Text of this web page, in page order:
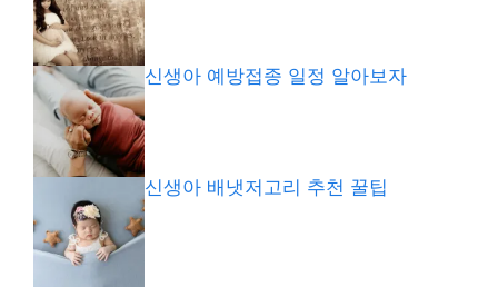
신생아 예방접종 일정 알아보자
신생아 배냇저고리 추천 꿀팁